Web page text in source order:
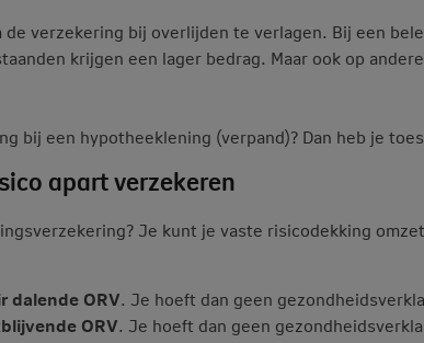
de verzekering bij overlijden te verlagen. Bij een
krijgen een lager bedrag. Maar ook op
bij een hypotheeklening (verpand)? Dan heb je
apart verzekeren
Je kunt je vaste risicodekking
dalende ORV. Je hoeft dan geen
ORV. Je hoeft dan geen